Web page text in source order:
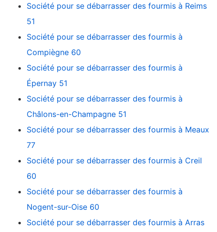
Société pour se débarrasser des fourmis à Reims
51
Société pour se débarrasser des fourmis à
Compiègne 60
Société pour se débarrasser des fourmis à
Épernay 51
Société pour se débarrasser des fourmis à
Châlons-en-Champagne 51
Société pour se débarrasser des fourmis à Meaux
77
Société pour se débarrasser des fourmis à Creil
60
Société pour se débarrasser des fourmis à
Nogent-sur-Oise 60
Société pour se débarrasser des fourmis à Arras